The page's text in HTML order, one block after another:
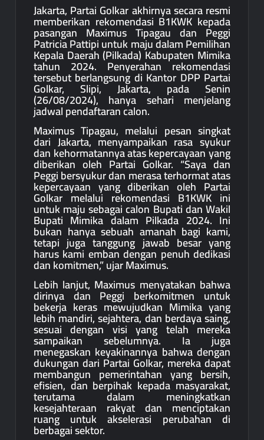
Jakarta, Partai Golkar akhirnya secara resmi
memberikan rekomendasi B1KWK kepada
pasangan Maximus Tipagau dan Peggi
Patricia Pattipi untuk maju dalam Pemilihan
Kepala Daerah (Pilkada) Kabupaten Mimika
tahun 2024. Penyerahan rekomendasi
tersebut berlangsung di Kantor DPP Partai
Golkar, Slipi, Jakarta, pada Senin
(26/08/2024), hanya sehari menjelang
jadwal pendaftaran calon.
Maximus Tipagau, melalui pesan singkat
dari Jakarta, menyampaikan rasa syukur
dan kehormatannya atas kepercayaan yang
diberikan oleh Partai Golkar. “Saya dan
Peggi bersyukur dan merasa terhormat atas
kepercayaan yang diberikan oleh Partai
Golkar melalui rekomendasi B1KWK ini
untuk maju sebagai calon Bupati dan Wakil
Bupati Mimika dalam Pilkada 2024. Ini
bukan hanya sebuah amanah bagi kami,
tetapi juga tanggung jawab besar yang
harus kami emban dengan penuh dedikasi
dan komitmen,” ujar Maximus.
Lebih lanjut, Maximus menyatakan bahwa
dirinya dan Peggi berkomitmen untuk
bekerja keras mewujudkan Mimika yang
lebih mandiri, sejahtera, dan berdaya saing,
sesuai dengan visi yang telah mereka
sampaikan sebelumnya. Ia juga
menegaskan keyakinannya bahwa dengan
dukungan dari Partai Golkar, mereka dapat
membangun pemerintahan yang bersih,
efisien, dan berpihak kepada masyarakat,
terutama dalam meningkatkan
kesejahteraan rakyat dan menciptakan
ruang untuk akselerasi perubahan di
berbagai sektor.